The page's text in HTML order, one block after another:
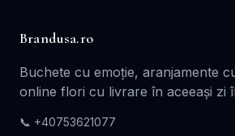
Brandusa.ro
Buchete cu emoție, aranjamente
online flori cu livrare în aceeași zi
📞 +40753621077